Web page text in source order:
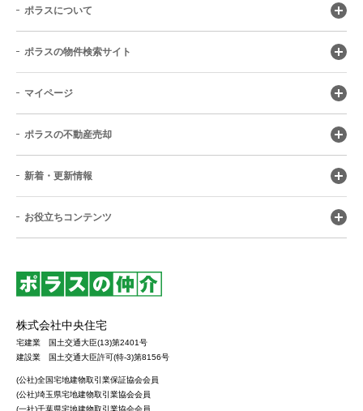
ポラスについて
ポラスの物件検索サイト
マイページ
ポラスの不動産売却
新着・更新情報
お役立ちコンテンツ
株式会社中央住宅
宅建業 国土交通大臣(13)第2401号
建設業 国土交通大臣許可(特-3)第8156号
(公社)全国宅地建物取引業保証協会会員
(公社)埼玉県宅地建物取引業協会会員
(一社)千葉県宅地建物取引業協会会員